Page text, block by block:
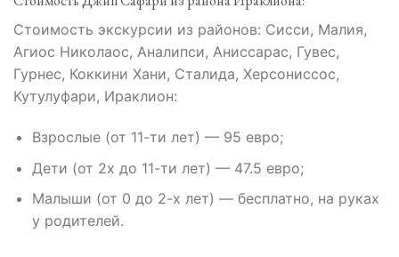
Стоимость экскурсии из районов: Сисси, Малия,
Агиос Николаос, Аналипси, Аниссарас, Гувес,
Гурнес, Коккини Хани, Сталида, Херсониссос,
Кутулуфари, Ираклион:
Взрослые (от 11-ти лет) — 95 евро;
Дети (от 2х до 11-ти лет) — 47.5 евро;
Малыши (от 0 до 2-х лет) — бесплатно, на руках
у родителей.